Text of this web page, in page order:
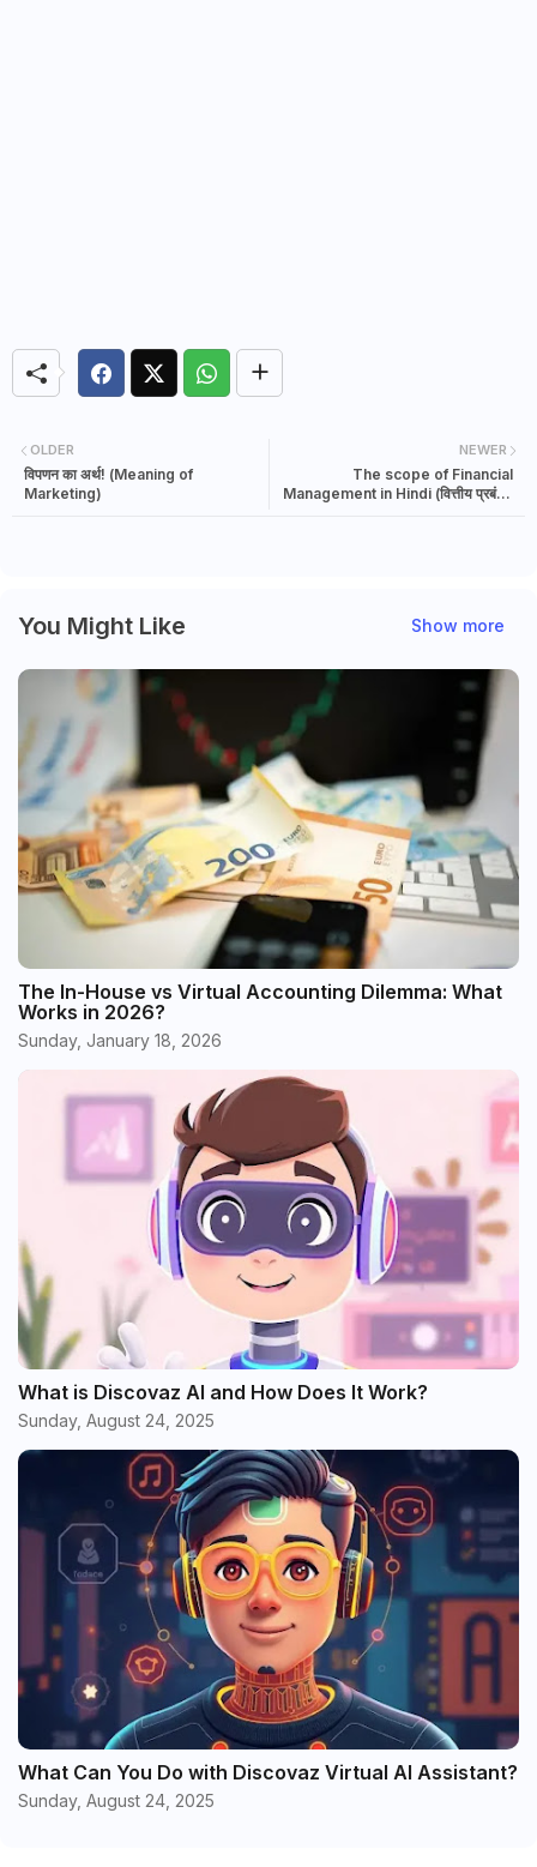
NEWER
The scope of Financial
Management in Hindi (वित्तीय प्रबंधन
OLDER
विपणन का अर्थ! (Meaning of
Marketing)
You Might Like Show more
The In-House vs Virtual Accounting Dilemma: What
Works in 2026?
Sunday, January 18, 2026
What is Discovaz AI and How Does It Work?
Sunday, August 24, 2025
What Can You Do with Discovaz Virtual AI Assistant?
Sunday, August 24, 2025